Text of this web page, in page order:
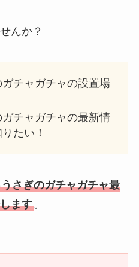
んか？
チャガチャの設置場
チャガチャの最新情
たい！
さぎのガチャガチャ最
ます。